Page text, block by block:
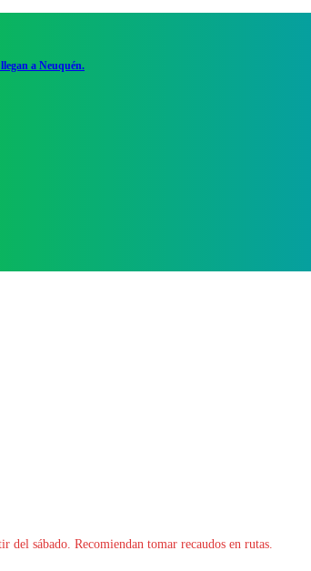
a Neuquén.
sábado. Recomiendan tomar recaudos en rutas.